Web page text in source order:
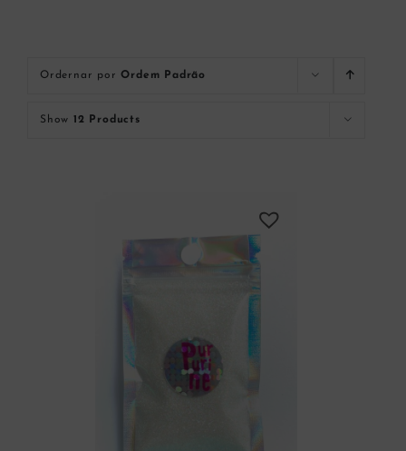
Ordernar porOrdem Padrão
Show 12 Products